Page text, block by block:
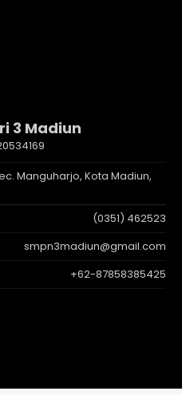
3 Madiun
Manguharjo, Kota Madiun,
(0351) 462523
smpn3madiun@gmail.com
+62-87858385425